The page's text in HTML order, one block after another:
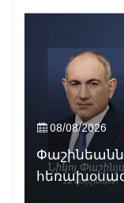
08/08/2026
Փաշինեանն